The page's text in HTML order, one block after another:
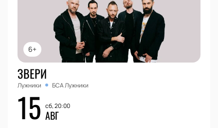
6+
ЗВЕРИ
Лужники БСА Лужники
15 сб, 20:00
АВГ